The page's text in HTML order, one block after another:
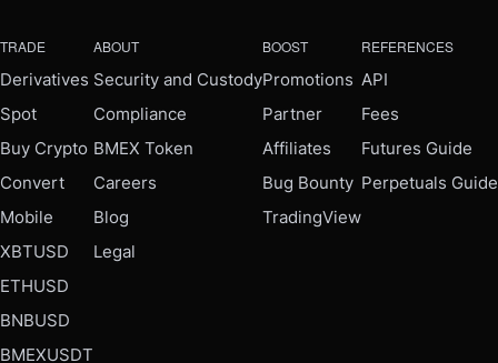
TRADE
Derivatives
Spot
Buy Crypto
Convert
Mobile
XBTUSD
ETHUSD
BNBUSD
BMEXUSDT
ABOUT
Security and Custody
Compliance
BMEX Token
Careers
Blog
Legal
BOOST
Promotions
Partner
Affiliates
Bug Bounty
TradingView
REFERENCES
API
Fees
Futures Guide
Perpetuals Guide